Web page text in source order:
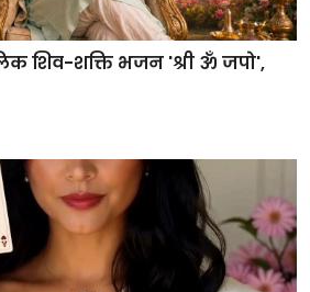
शिव-शक्ति भजन 'श्री ॐ जपो',